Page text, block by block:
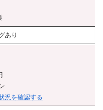
あり
況を確認する